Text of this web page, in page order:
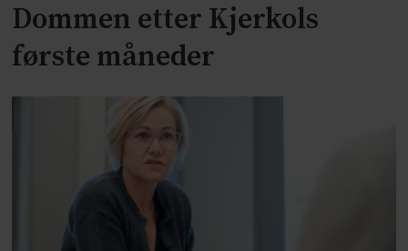
Dommen etter Kjerkols
første måneder